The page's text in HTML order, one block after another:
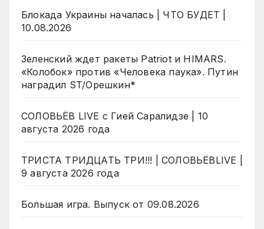
Блокада Украины началась | ЧТО БУДЕТ |
10.08.2026
Зеленский ждет ракеты Patriot и HIMARS.
«Колобок» против «Человека паука». Путин
наградил ST/Орешкин*
СОЛОВЬЁВ LIVE с Гией Саралидзе | 10
августа 2026 года
ТРИСТА ТРИДЦАТЬ ТРИ!!! | СОЛОВЬЁВLIVE |
9 августа 2026 года
Большая игра. Выпуск от 09.08.2026